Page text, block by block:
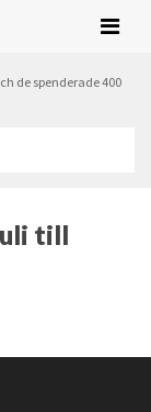
de spenderade 400
till